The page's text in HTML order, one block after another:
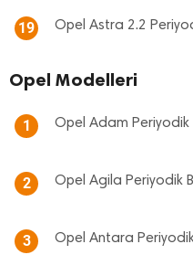
19 Opel Astra 2.2
Opel Modelleri
1 Opel Adam Periyodik
2 Opel Agila Periyodik
3 Opel Antara Periyodik